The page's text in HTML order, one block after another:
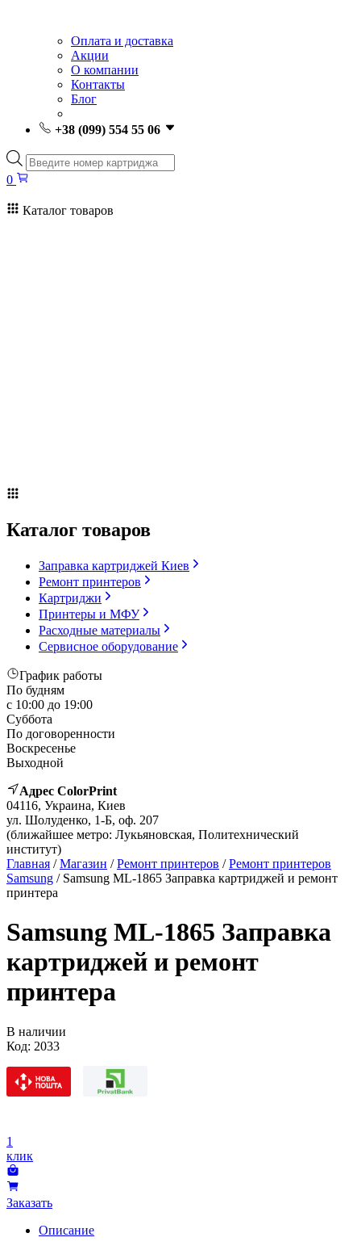
Оплата и доставка
Акции
О компании
Контакты
Блог
+38 (099) 554 55 06
Поиск
товаров
0
Каталог товаров
Каталог товаров
Заправка картриджей Киев
Ремонт принтеров
Картриджи
Принтеры и МФУ
Расходные материалы
Сервисное оборудование
График работы
По будням
с 10:00 до 19:00
Суббота
По договоренности
Воскресенье
Выходной
Адрес ColorPrint
04116, Украина, Киев
ул. Шолуденко, 1-Б, оф. 207
(ближайшее метро: Лукьяновская, Политехнический
институт)
Главная /Магазин /Ремонт принтеров /Ремонт принтеров
Samsung / Samsung ML-1865 Заправка картриджей и ремонт
принтера
Samsung ML-1865 Заправка
картриджей и ремонт
принтера
В наличии
Код: 2033
1
клик
Заказать
Описание